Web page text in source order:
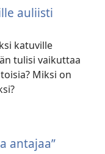
auliisti
katuville
tulisi vaikuttaa
Miksi on
antajaa”